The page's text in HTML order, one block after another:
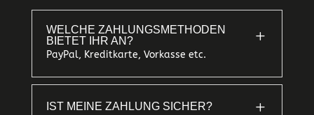
WELCHE ZAHLUNGSMETHODEN
BIETET IHR AN?
L
PayPal, Kreditkarte, Vorkasse etc.
IST MEINE ZAHLUNG SICHER? L